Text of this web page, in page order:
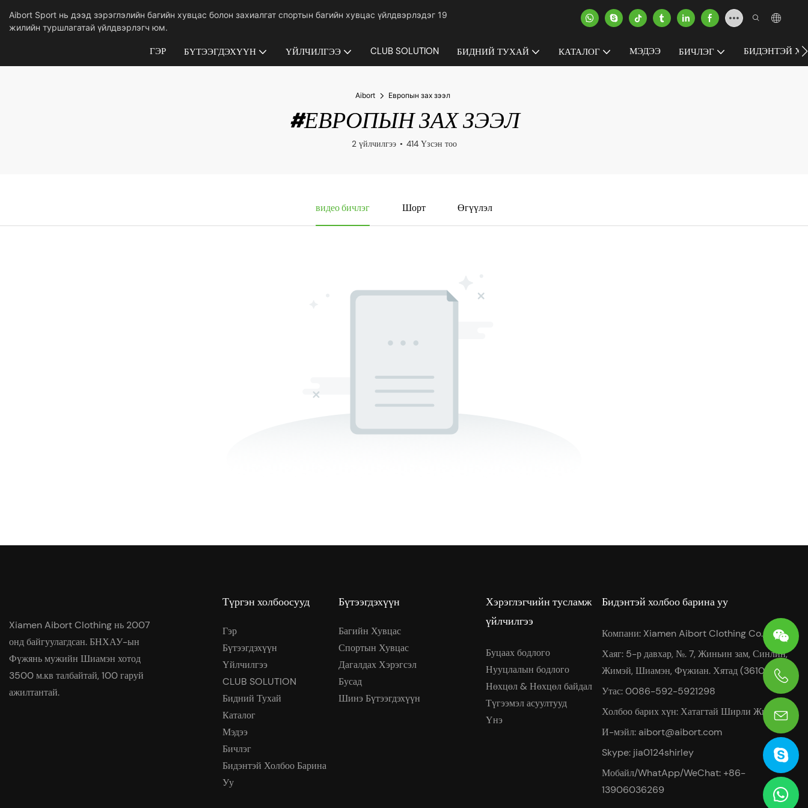
Aibort Sport нь дээд зэрэглэлийн багийн хувцас болон захиалгат спортын багийн хувцас үйлдвэрлэдэг 19
жилийн туршлагатай үйлдвэрлэгч юм.
ГЭР БҮТЭЭГДЭХҮҮН ҮЙЛЧИЛГЭЭ CLUB SOLUTION БИДНИЙ ТУХАЙ КАТАЛОГ МЭДЭЭ БИЧЛЭГ БИДЭНТЭЙ
Aibort Европын зах зээл
#ЕВРОПЫН ЗАХ ЗЭЭЛ
2 үйлчилгээ 414 Үзсэн тоо
видео бичлэг Шорт Өгүүлэл
Xiamen Aibort Clothing нь 2007
онд байгуулагдсан. БНХАУ-ын
Фүжянь мужийн Шиамэн хотод
3500 м.кв талбайтай, 100 гаруй
ажилтантай.
Түргэн холбоосууд
Гэр
Бүтээгдэхүүн
Үйлчилгээ
CLUB SOLUTION
Бидний Тухай
Каталог
Мэдээ
Бичлэг
Бидэнтэй Холбоо Барина
Уу
Бүтээгдэхүүн
Багийн Хувцас
Спортын Хувцас
Дагалдах Хэрэгсэл
Бусад
Шинэ Бүтээгдэхүүн
Хэрэглэгчийн тусламж
үйлчилгээ
Буцаах бодлого
Нууцлалын бодлого
Нөхцөл & Нөхцөл байдал
Түгээмэл асуултууд
Үнэ
Бидэнтэй холбоо барина уу
Компани: Xiamen Aibort Clothing Co.,Ltd
Хаяг: 5-р давхар, №. 7, Жиньин зам, Синлин,
Жимэй, Шиамэн, Фүжиан. Хятад (361022)
Утас: 0086-592-5921298
Холбоо барих хүн: Хатагтай Ширли Жиа
И-мэйл: aibort@aibort.com
Skype: jia0124shirley
Мобайл/WhatApp/WeChat: +86-
13906036269